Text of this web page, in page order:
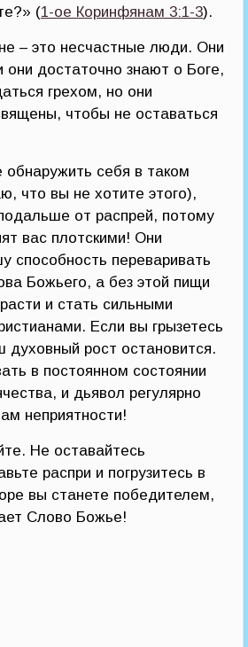
(1-ое Коринфянам 3:1-3).
– это несчастные люди. Они
достаточно знают о Боге,
грехом, но они
чтобы не оставаться
обнаружить себя в таком
что вы не хотите этого),
от распрей, потому
вас плотскими! Они
способность переваривать
Божьего, а без этой пищи
и стать сильными
Если вы грызетесь
духовный рост остановится.
в постоянном состоянии
и дьявол регулярно
неприятности!
Не оставайтесь
распри и погрузитесь в
вы станете победителем,
Слово Божье!